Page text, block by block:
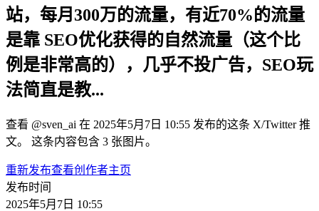
站，每月300万的流量，有近70%的流量
是靠 SEO优化获得的自然流量（这个比
例是非常高的），几乎不投广告，SEO玩
法简直是教...
查看 @sven_ai 在 2025年5月7日 10:55 发布的这条 X/Twitter 推
文。 这条内容包含 3 张图片。
重新发布查看创作者主页
发布时间
2025年5月7日 10:55